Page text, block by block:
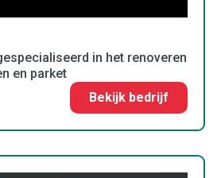
in het renoveren
en parket
Bekijk bedrijf